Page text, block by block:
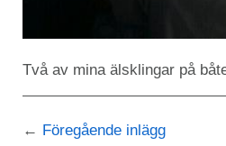
Två av mina älsklingar på
Föregående inlägg